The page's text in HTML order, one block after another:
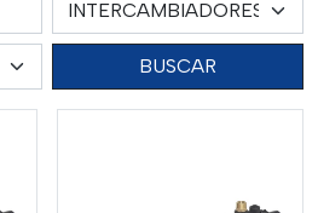
BUSCAR